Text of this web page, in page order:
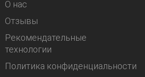
О нас
Отзывы
Рекомендательные
технологии
Политика конфиденциальности